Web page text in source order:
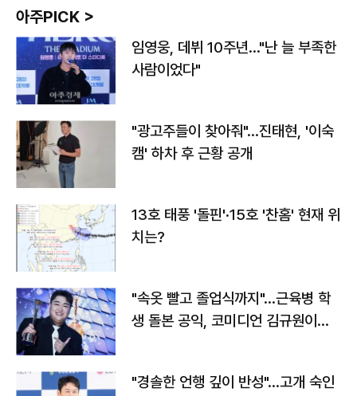
아주PICK >
임영웅, 데뷔 10주년…"난 늘 부족한
사람이었다"
"광고주들이 찾아줘"…진태현, '이숙
캠' 하차 후 근황 공개
13호 태풍 '돌핀'·15호 '찬홈' 현재 위
치는?
"속옷 빨고 졸업식까지"…근육병 학
생 돌본 공익, 코미디언 김규원이었
"경솔한 언행 깊이 반성"…고개 숙인